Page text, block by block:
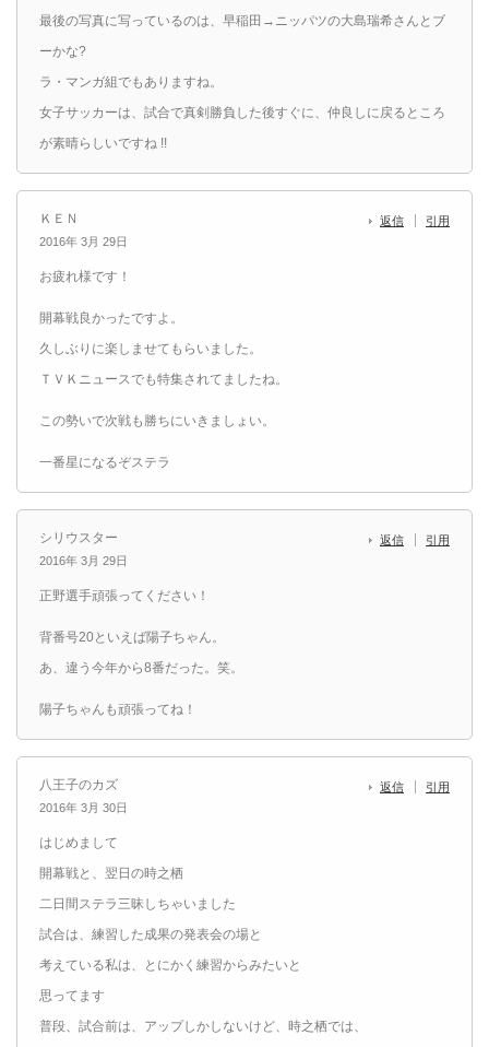
最後の写真に写っているのは、早稲田→ニッパツの大島瑞希さんとブ
ーかな?
ラ・マンガ組でもありますね。
女子サッカーは、試合で真剣勝負した後すぐに、仲良しに戻るところ
が素晴らしいですね !!
ＫＥＮ
2016年 3月 29日
返信 引用
お疲れ様です！
開幕戦良かったですよ。
久しぶりに楽しませてもらいました。
ＴＶＫニュースでも特集されてましたね。
この勢いで次戦も勝ちにいきましょい。
一番星になるぞステラ
シリウスター
2016年 3月 29日
返信 引用
正野選手頑張ってください！
背番号20といえば陽子ちゃん。
あ、違う今年から8番だった。笑。
陽子ちゃんも頑張ってね！
八王子のカズ
2016年 3月 30日
返信 引用
はじめまして
開幕戦と、翌日の時之栖
二日間ステラ三昧しちゃいました
試合は、練習した成果の発表会の場と
考えている私は、とにかく練習からみたいと
思ってます
普段、試合前は、アップしかしないけど、時之栖では、